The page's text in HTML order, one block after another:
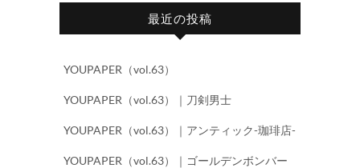
最近の投稿
YOUPAPER（vol.63）
YOUPAPER（vol.63）｜刀剣男士
YOUPAPER（vol.63）｜アンティック-珈琲店-
YOUPAPER（vol.63）｜ゴールデンボンバー